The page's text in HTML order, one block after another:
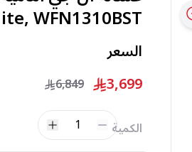
WFN1310BST
السعر
3,699
6,849
الكمية
1